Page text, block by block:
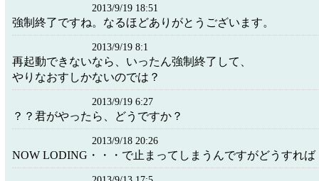
2013/9/19 18:51
強制終了ですね。なるほどありがとうございます。
2013/9/19 8:1
再起動できないなら、いったん強制終了して、
やりなおすしかないのでは？
2013/9/19 6:27
？？君がやったら、どうですか？
2013/9/18 20:26
NOW LODING・・・で止まってしまうんですがどうすれば